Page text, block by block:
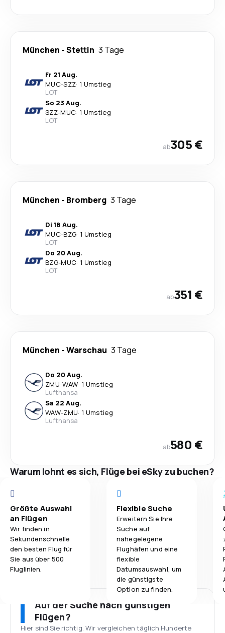
München -Stettin 3 Tage
Fr 21 Aug.
MUC-SZZ· 1 Umstieg
LOT
So 23 Aug.
SZZ-MUC· 1 Umstieg
LOT
ab305 €
München - Bromberg 3 Tage
Di 18 Aug.
MUC-BZG· 1 Umstieg
LOT
Do 20 Aug.
BZG-MUC· 1 Umstieg
LOT
ab351 €
München -Warschau 3 Tage
Do 20 Aug.
ZMU-WAW· 1 Umstieg
Lufthansa
Sa 22 Aug.
WAW-ZMU· 1 Umstieg
Lufthansa
ab580 €
Warum lohnt es sich, Flüge bei eSky zu buchen?
Größte Auswahl
an Flügen
Wir finden in
Sekundenschnelle
den besten Flug für
Sie aus über 500
Fluglinien.
Flexible Suche
Erweitern Sie Ihre
Suche auf
nahegelegene
Flughäfen und eine
flexible
Datumsauswahl, um
die günstigste
Option zu finden.
Auf der Suche nach günstigen
Flügen?
Hier sind Sie richtig. Wir vergleichen täglich Hunderte